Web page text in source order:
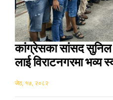
कांग्रेसका सांसद सुनिल
लाई विराटनगरमा भव्य
जेठ, १७, २०८२